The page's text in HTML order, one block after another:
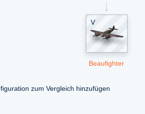
V
Beaufighter
zum Vergleich hinzufügen